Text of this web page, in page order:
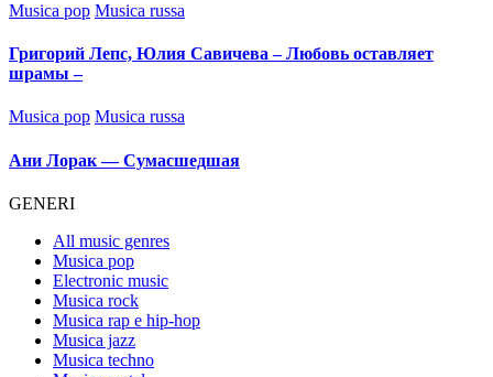
Posted
Musica pop Musica russa
Григорий Лепс, Юлия Савичева – Любовь оставляет
шрамы –
Posted
Musica pop Musica russa
Ани Лорак — Сумасшедшая
GENERI
All music genres
Musica pop
Electronic music
Musica rock
Musica rap e hip-hop
Musica jazz
Musica techno